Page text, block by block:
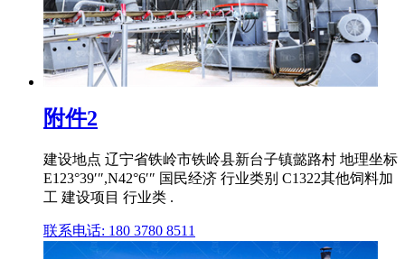
附件2
建设地点 辽宁省铁岭市铁岭县新台子镇懿路村 地理坐标
E123°39′″,N42°6′″ 国民经济 行业类别 C1322其他饲料加
工 建设项目 行业类 .
联系电话: 180 3780 8511